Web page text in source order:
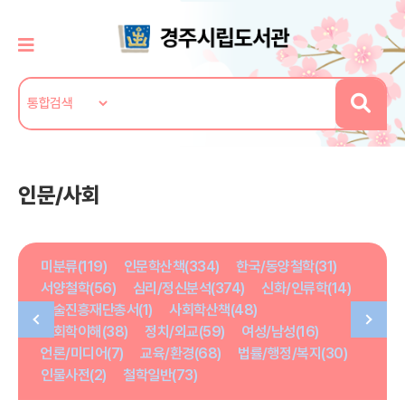
인문/사회
미분류(119) 인문학산책(334)
한국/동양철학(31)
서양철학(56)
심리/정신분석(374)
신화/인류학(14)
학술진흥재단총서(1)
사회학산책(48)
사회학이해(38)
정치/외교(59)
여성/남성(16)
언론/미디어(7)
교육/환경(68)
법률/행정/복지(30)
인물사전(2)
철학일반(73)